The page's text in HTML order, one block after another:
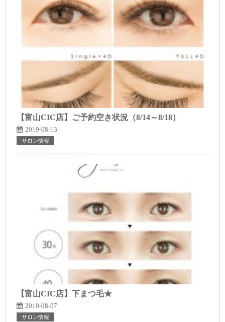
【富山CIC店】ご予約空き状況（8/14～8/18）
2019-08-13
サロン情報
【富山CIC店】下まつ毛★
2019-08-07
サロン情報